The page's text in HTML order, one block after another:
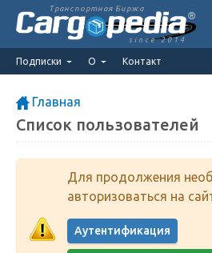
Транспортная Биржа
since 2014
Подписки О Контакт
Главная
Список пользователей
Для продолжения
авторизоваться на
Аутентификация